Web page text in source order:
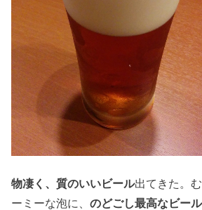
物凄く、質のいいビール出てきた。
ーミーな泡に、のどごし最高なビール